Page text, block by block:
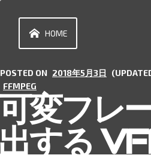
content
変フレ
する
POSTED ON 2018年5月3日
FFMPEG
HOME